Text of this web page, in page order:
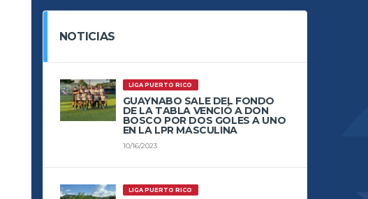
NOTICIAS
LIGA PUERTO RICO
GUAYNABO SALE DEL FONDO
DE LA TABLA VENCIÓ A DON
BOSCO POR DOS GOLES A UNO
EN LA LPR MASCULINA
10/16/2023
LIGA PUERTO RICO